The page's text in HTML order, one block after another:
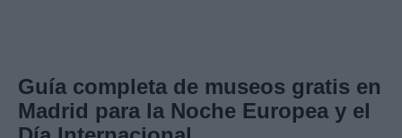
Internacional
Viajes
Gente
Guía completa de museos gratis en
Madrid para la Noche Europea y el